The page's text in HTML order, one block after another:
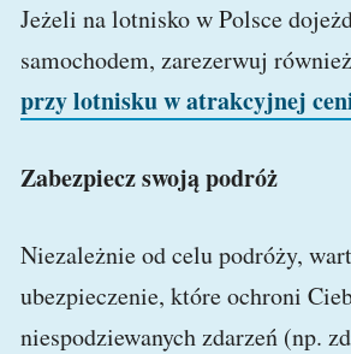
Jeżeli na lotnisko w Polsce
samochodem, zarezerwuj
przy lotnisku w atrakcyjnej
Zabezpiecz swoją podróż
Niezależnie od celu podróży,
ubezpieczenie, które ochroni
niespodziewanych zdarzeń (np.